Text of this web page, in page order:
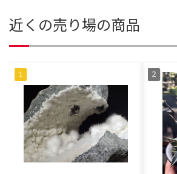
近くの売り場の商品